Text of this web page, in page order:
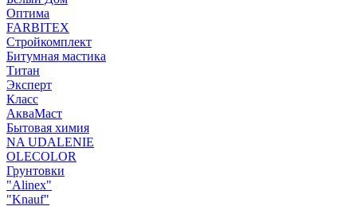
Оптима
FARBITEX
Стройкомплект
Битумная мастика
Титан
Эксперт
Класс
АкваМаст
Бытовая химия
NA UDALENIE
OLECOLOR
Грунтовки
"Alinex"
"Knauf"